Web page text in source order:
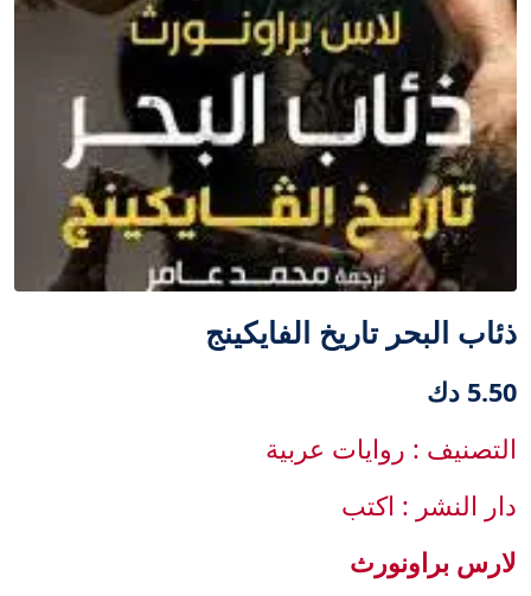
ذئاب البحر تاريخ الفايكينج
5.50 دك
التصنيف : روايات عربية
دار النشر : اكتب
لارس براونورث